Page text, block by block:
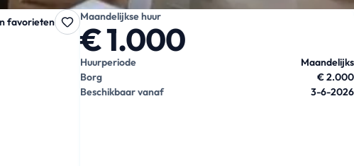
favorieten Maandelijkse huur
€ 1.000
Huurperiode
Maandelijks
Borg
€ 2.000
Beschikbaar vanaf
3-6-2026